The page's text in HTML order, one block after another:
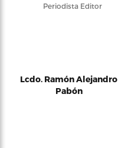
Periodista Editor
Lcdo. Ramón Alejandro
Pabón